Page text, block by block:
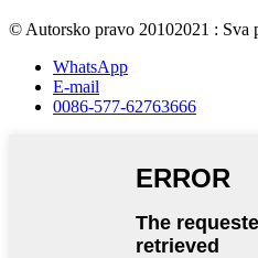
© Autorsko pravo 20102021 : Sva
WhatsApp
E-mail
0086-577-62763666